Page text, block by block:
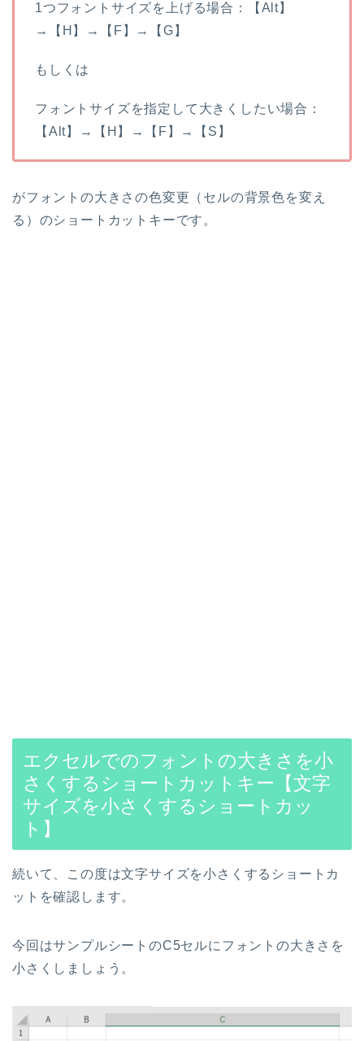
1つフォントサイズを上げる場合：【Alt】
→【H】→【F】→【G】
もしくは
フォントサイズを指定して大きくしたい場合：
【Alt】→【H】→【F】→【S】
がフォントの大きさの色変更（セルの背景色を変え
る）のショートカットキーです。
エクセルでのフォントの大きさを小
さくするショートカットキー【文字
サイズを小さくするショートカッ
ト】
続いて、この度は文字サイズを小さくするショートカ
ットを確認します。
今回はサンプルシートのC5セルにフォントの大きさを
小さくしましょう。